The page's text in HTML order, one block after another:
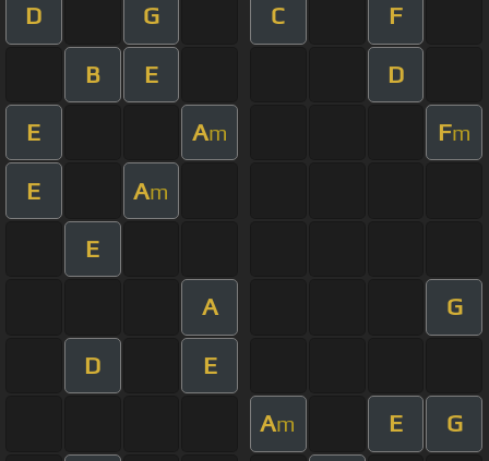
D G C F
B E D
E Am Fm
E Am
E
A G
D E
Am E G